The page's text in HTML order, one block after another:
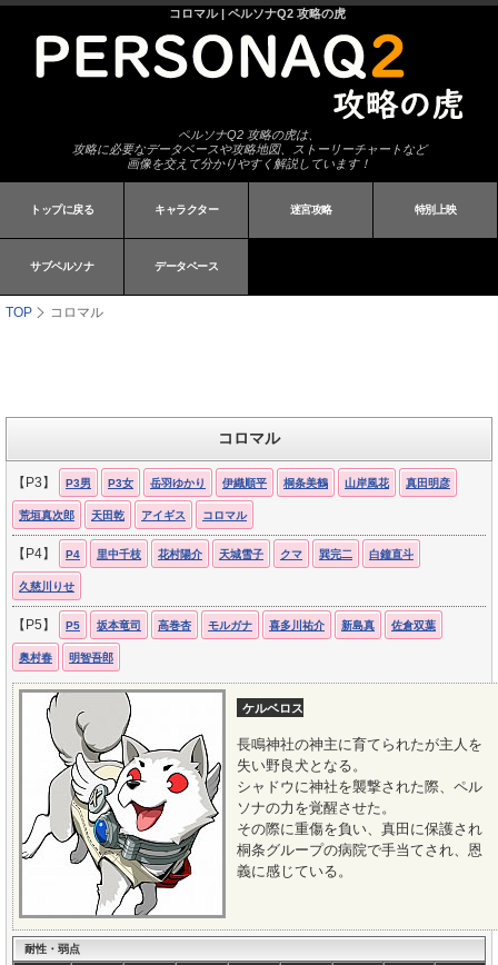
コロマル | ペルソナQ2 攻略の虎
ペルソナQ2 攻略の虎は、
攻略に必要なデータベースや攻略地図、ストーリーチャートなど
画像を交えて分かりやすく解説しています！
トップに戻る キャラクター 迷宮攻略 特別上映
サブペルソナ データベース
TOP コロマル
コロマル
【P3】 P3男 P3女 岳羽ゆかり 伊織順平 桐条美鶴 山岸風花 真田明彦
荒垣真次郎 天田乾 アイギス コロマル
【P4】 P4 里中千枝 花村陽介 天城雪子 クマ 巽完二 白鐘直斗
久慈川りせ
【P5】 P5 坂本竜司 高巻杏 モルガナ 喜多川祐介 新島真 佐倉双葉
奥村春 明智吾郎
ケルベロス
長鳴神社の神主に育てられたが主人を
失い野良犬となる。
シャドウに神社を襲撃された際、ペル
ソナの力を覚醒させた。
その際に重傷を負い、真田に保護され
桐条グループの病院で手当てされ、恩
義に感じている。
耐性・弱点